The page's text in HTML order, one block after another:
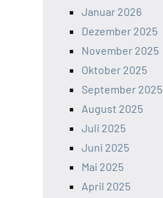
Januar 2026
Dezember 2025
November 2025
Oktober 2025
September 2025
August 2025
Juli 2025
Juni 2025
Mai 2025
April 2025